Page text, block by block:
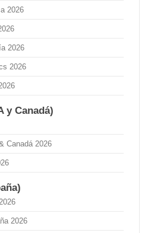
2026
2026
2026
y Canadá)
Canadá 2026
2026